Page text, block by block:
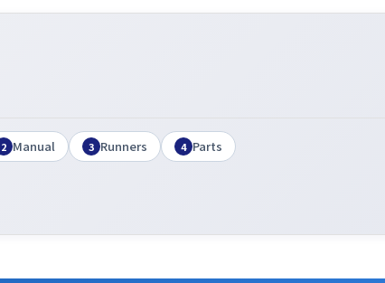
2 Manual 3 Runners 4 Parts